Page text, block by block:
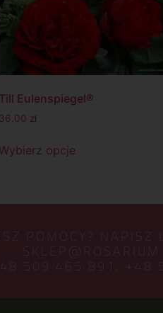
Till Eulenspiegel®
36.00 zł
Wybierz opcje
POMOCY?
+48 509 465 891,